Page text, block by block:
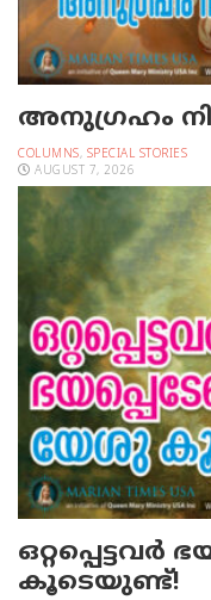
അനുഗ്രഹം
COLUMNS, SPECIAL STORIES
AUGUST 7, 2026
ഒറ്റപ്പെട്ടവര്‍
കൂടെയുണ്ട്!